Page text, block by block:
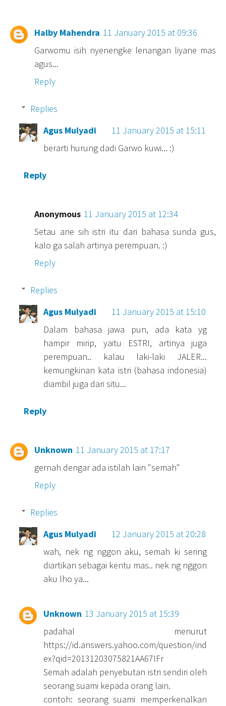
Halby Mahendra 11 January 2015 at 09:36
Garwomu isih nyenengke lenangan liyane mas
agus...
Reply
Replies
Agus Mulyadi
11 January 2015 at 15:11
berarti hurung dadi Garwo kuwi... :)
Reply
Anonymous 11 January 2015 at 12:34
Setau ane sih istri itu dari bahasa sunda gus,
kalo ga salah artinya perempuan. :)
Reply
Replies
Agus Mulyadi
11 January 2015 at 15:10
Dalam bahasa jawa pun, ada kata yg
hampir mirip, yaitu ESTRI, artinya juga
perempuan.. kalau laki-laki JALER...
kemungkinan kata istri (bahasa indonesia)
diambil juga dari situ...
Reply
Unknown 11 January 2015 at 17:17
gernah dengar ada istilah lain "semah"
Reply
Replies
Agus Mulyadi
12 January 2015 at 20:28
wah, nek ng nggon aku, semah ki sering
diartikan sebagai kentu mas.. nek ng nggon
aku lho ya...
Unknown 13 January 2015 at 15:39
padahal menurut
https://id.answers.yahoo.com/question/ind
ex?qid=20131203075821AA67IFr
Semah adalah penyebutan istri sendiri oleh
seorang suami kepada orang lain.
contoh: seorang suami memperkenalkan